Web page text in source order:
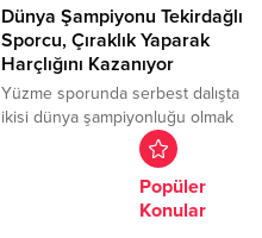
Tekirdağ’ın Süleymanpaşa
ilçesindeki Yazır Göleti’nde su
seviyesi yüzde15’lere geriledi. 2021
yılında yüzde...
Dünya Şampiyonu Tekirdağlı
Sporcu, Çıraklık Yaparak
Harçlığını Kazanıyor
Yüzme sporunda serbest dalışta
ikisi dünya şampiyonluğu olmak
üzere dokuz madalya kazanan milli
sporcu Hamza Varol (17), yaptığı
sporun malzemelerinin pahalı
olması nedeniyle ailesine yük
Popüler
Konular